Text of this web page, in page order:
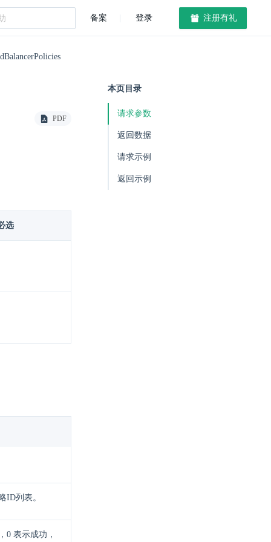
备案 登录 注册有礼
PDF
选
ID列表。
0 表示成功，
本页目录
请求参数
返回数据
请求示例
返回示例